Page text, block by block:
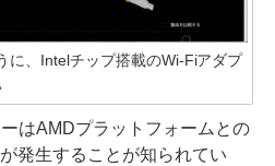
に、Intelチップ搭載のWi-Fiアダプ
はAMDプラットフォームとの
発生することが知られてい